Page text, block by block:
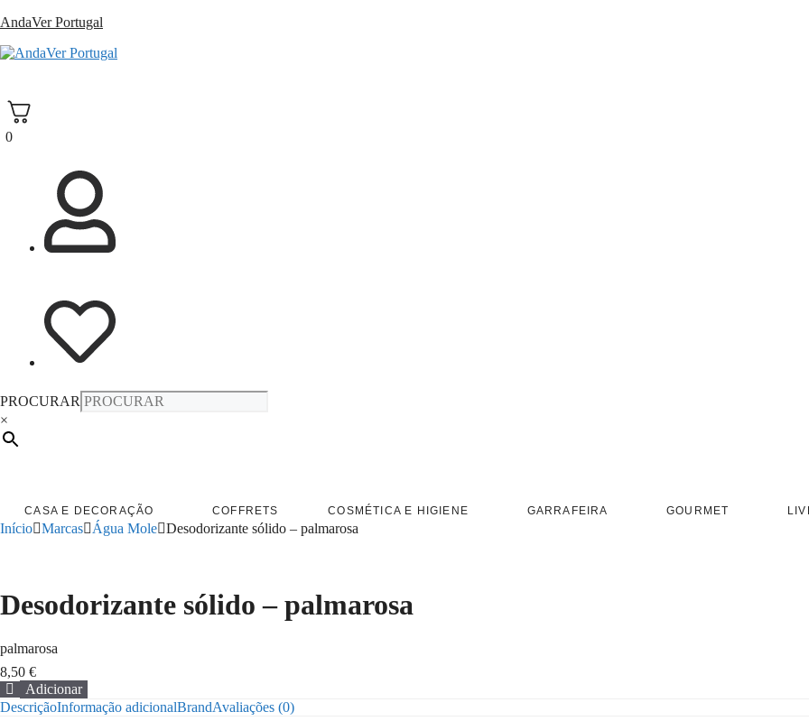
Saltar
o
AndaVer Portugal
0
PROCURAR
×
CASA E DECORAÇÃO COFFRETS COSMÉTICA E HIGIENE GARRAFEIRA GOURMET
Início Marcas Água Mole Desodorizante sólido – palmarosa
Desodorizante sólido – palmarosa
palmarosa
8,50 €
Quantidade
de
Adicionar
DescriçãoInformação adicionalBrandAvaliações (0)